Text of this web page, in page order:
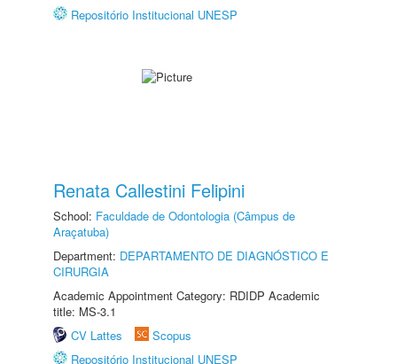
Repositório Institucional UNESP
Renata Callestini Felipini
School: Faculdade de Odontologia (Câmpus de
Araçatuba)
Department: DEPARTAMENTO DE DIAGNÓSTICO E
CIRURGIA
Academic Appointment Category: RDIDP Academic
title: MS-3.1
CV Lattes
Scopus
Repositório Institucional UNESP